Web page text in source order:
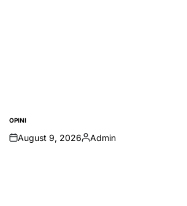
POSTED
IN
OPINI
on
August 9, 2026
Posted
Admin